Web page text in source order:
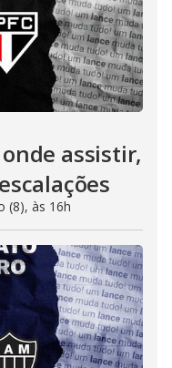
assistir,
(8), às 16h